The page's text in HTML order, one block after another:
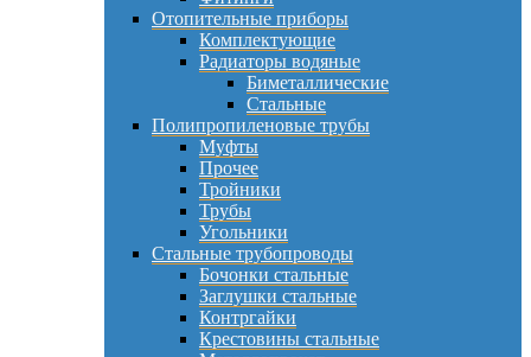
Отопительные приборы
Комплектующие
Радиаторы водяные
Биметаллические
Стальные
Полипропиленовые трубы
Муфты
Прочее
Тройники
Трубы
Угольники
Стальные трубопроводы
Бочонки стальные
Заглушки стальные
Контргайки
Крестовины стальные